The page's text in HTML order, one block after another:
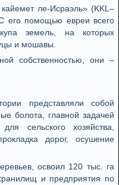
ле-Исраэль» (KKL–
его помощью евреи всего
земель, на которых
и мошавы.
собственностью, они –
представляли собой
болота, главной задачей
сельского хозяйства,
дорог, осушение
освоил 120 тыс. га
и предприятия по